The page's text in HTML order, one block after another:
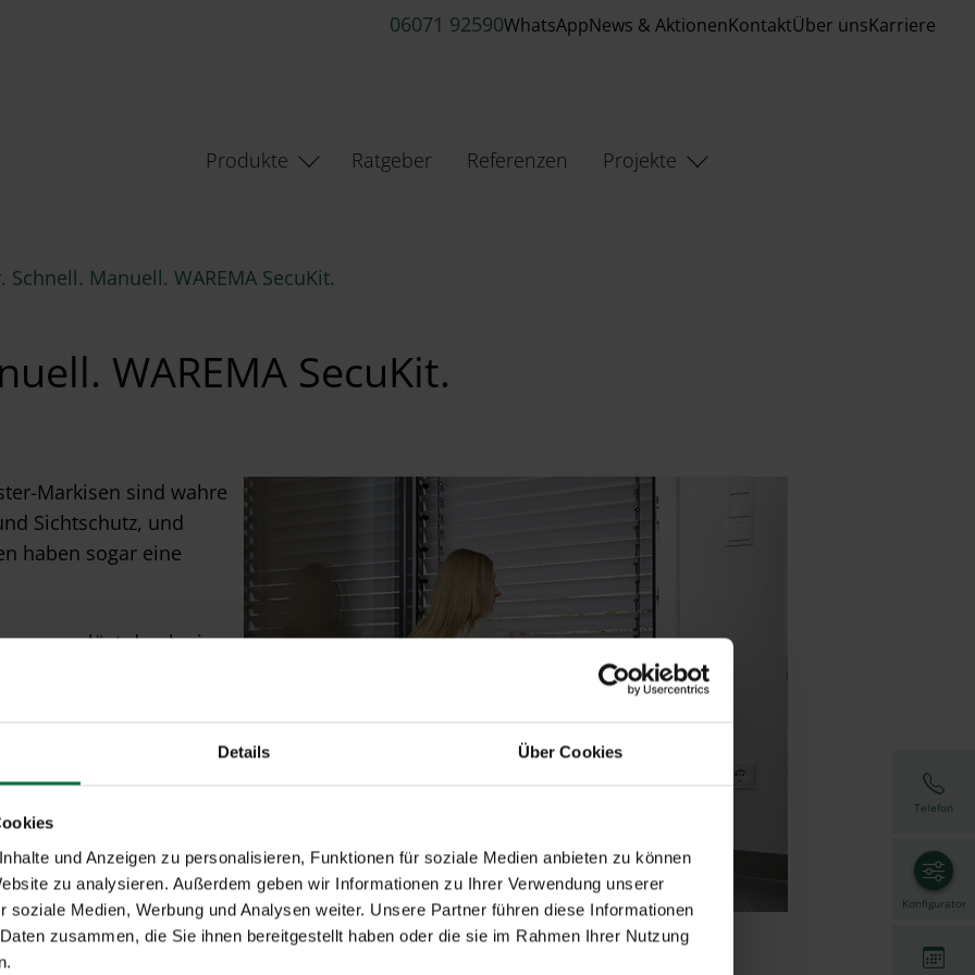
Details Über Cookies
und Anzeigen zu personalisieren, Funktionen für soziale Medien anbieten zu können
zu analysieren. Außerdem geben wir Informationen zu Ihrer Verwendung unserer
soziale Medien, Werbung und Analysen weiter. Unsere Partner führen diese Informationen
zusammen, die Sie ihnen bereitgestellt haben oder die sie im Rahmen Ihrer Nutzung
06071 92590WhatsAppNews & AktionenKontaktÜber unsKarriere
Produkte
Ratgeber Referenzen Projekte
Schnell. Manuell. WAREMA SecuKit.
WAREMA SecuKit.
Markisen sind wahre
Sichtschutz, und
haben sogar eine
ausgelöst durch einen
Hersteller der Branche
,
wenigen Sekunden zu
Anheben der
auf einer
Lösung für das Auge
Telefon
Konfigurator